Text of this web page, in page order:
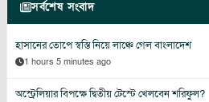
সর্বশেষ সংবাদ
হাসানের তোপে স্বস্তি নিয়ে লাঞ্চে গেল বাংলাদেশ
1 hours 5 minutes ago
অস্ট্রেলিয়ার বিপক্ষে দ্বিতীয় টেস্টে খেলবেন শরিফুল?